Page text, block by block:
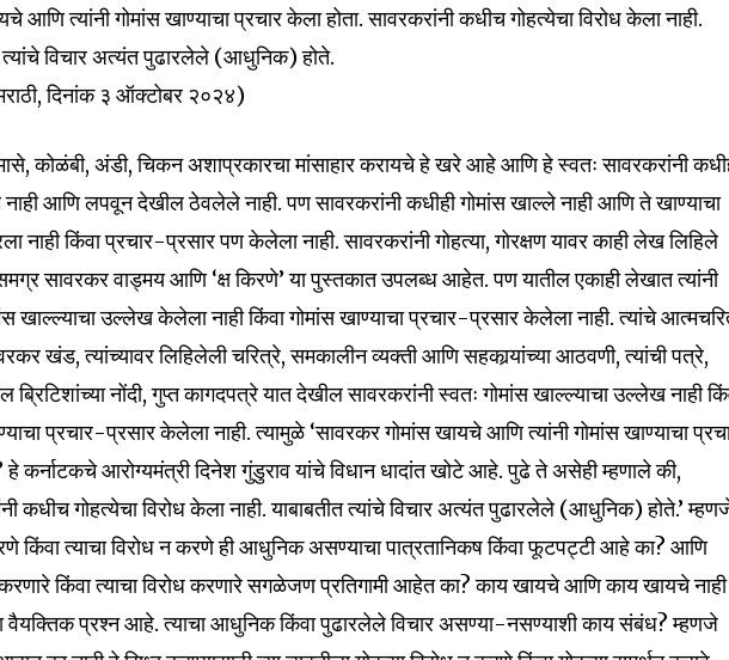
आणि त्यांनी गोमांस खाण्याचा प्रचार केला होता. सावरकरांनी कधीच गोहत्येचा विरोध केला नाही.
त्यांचे विचार अत्यंत पुढारलेले (आधुनिक) होते.
दिनांक ३ ऑक्टोबर २०२४)
कोळंबी, अंडी, चिकन अशाप्रकारचा मांसाहार करायचे हे खरे आहे आणि हे स्वतः सावरकरांनी
आणि लपवून देखील ठेवलेले नाही. पण सावरकरांनी कधीही गोमांस खाल्ले नाही आणि ते खाण्याचा
नाही किंवा प्रचार-प्रसार पण केलेला नाही. सावरकरांनी गोहत्या, गोरक्षण यावर काही लेख लिहिले
सावरकर वाड्मय आणि ‘क्ष किरणे’ या पुस्तकात उपलब्ध आहेत. पण यातील एकाही लेखात त्यांनी
खाल्ल्याचा उल्लेख केलेला नाही किंवा गोमांस खाण्याचा प्रचार-प्रसार केलेला नाही. त्यांचे
खंड, त्यांच्यावर लिहिलेली चरित्रे, समकालीन व्यक्ती आणि सहकार्‍यांच्या आठवणी, त्यांची पत्रे,
ब्रिटिशांच्या नोंदी, गुप्त कागदपत्रे यात देखील सावरकरांनी स्वतः गोमांस खाल्ल्याचा उल्लेख नाही
प्रचार-प्रसार केलेला नाही. त्यामुळे ‘सावरकर गोमांस खायचे आणि त्यांनी गोमांस खाण्याचा
हे कर्नाटकचे आरोग्यमंत्री दिनेश गुंडुराव यांचे विधान धादांत खोटे आहे. पुढे ते असेही म्हणाले की,
कधीच गोहत्येचा विरोध केला नाही. याबाबतीत त्यांचे विचार अत्यंत पुढारलेले (आधुनिक) होते.’
किंवा त्याचा विरोध न करणे ही आधुनिक असण्याचा पात्रतानिकष किंवा फूटपट्टी आहे का? आणि
करणारे किंवा त्याचा विरोध करणारे सगळेजण प्रतिगामी आहेत का? काय खायचे आणि काय खायचे नाही
वैयक्तिक प्रश्न आहे. त्याचा आधुनिक किंवा पुढारलेले विचार असण्या-नसण्याशी काय संबंध? म्हणजे